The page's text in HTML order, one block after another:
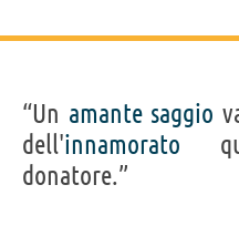
“Un amante saggio
dell'innamorato
donatore.”